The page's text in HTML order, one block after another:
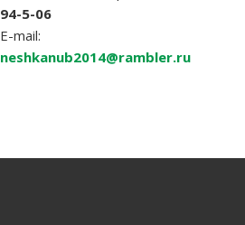
94-5-06
E-mail:
neshkanub2014@rambler.ru